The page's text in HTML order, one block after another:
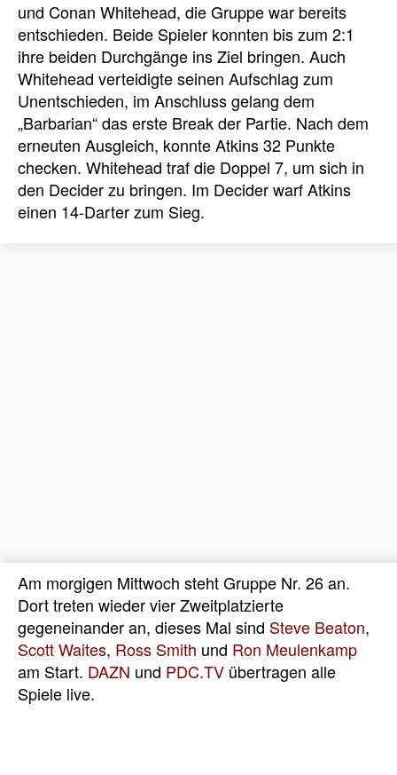
und Conan Whitehead, die Gruppe war bereits
entschieden. Beide Spieler konnten bis zum 2:1
ihre beiden Durchgänge ins Ziel bringen. Auch
Whitehead verteidigte seinen Aufschlag zum
Unentschieden, im Anschluss gelang dem
„Barbarian“ das erste Break der Partie. Nach dem
erneuten Ausgleich, konnte Atkins 32 Punkte
checken. Whitehead traf die Doppel 7, um sich in
den Decider zu bringen. Im Decider warf Atkins
einen 14-Darter zum Sieg.
Am morgigen Mittwoch steht Gruppe Nr. 26 an.
Dort treten wieder vier Zweitplatzierte
gegeneinander an, dieses Mal sind Steve Beaton,
Scott Waites, Ross Smith und Ron Meulenkamp
am Start. DAZN und PDC.TV übertragen alle
Spiele live.